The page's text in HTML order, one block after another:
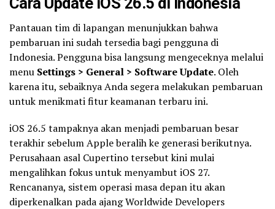
Pantauan tim di lapangan menunjukkan bahwa
pembaruan ini sudah tersedia bagi pengguna di
Indonesia. Pengguna bisa langsung mengeceknya melalui
menu Settings > General > Software Update. Oleh
karena itu, sebaiknya Anda segera melakukan pembaruan
untuk menikmati fitur keamanan terbaru ini.
iOS 26.5 tampaknya akan menjadi pembaruan besar
terakhir sebelum Apple beralih ke generasi berikutnya.
Perusahaan asal Cupertino tersebut kini mulai
mengalihkan fokus untuk menyambut iOS 27.
Rencananya, sistem operasi masa depan itu akan
diperkenalkan pada ajang Worldwide Developers